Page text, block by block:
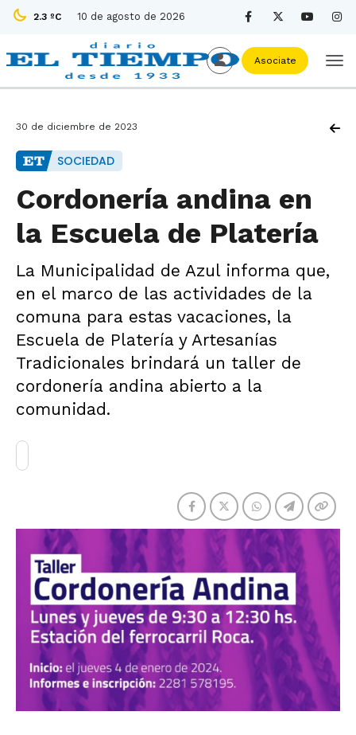
2.3 ºC 10 de agosto de 2026
Asociate
30 de diciembre de 2023
SOCIEDAD
Cordonería andina en
la Escuela de Platería
La Municipalidad de Azul informa que,
en el marco de las actividades de la
comuna para estas vacaciones, la
Escuela de Platería y Artesanías
Tradicionales brindará un taller de
cordonería andina abierto a la
comunidad.